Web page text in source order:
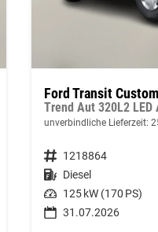
Ford Transit Custom
Trend Aut 320L2 LED
unverbindliche Lieferzeit:
Fahrzeugnummer 1218864
Kraftstoff Diesel
Leistung 125 kW (170 PS)
31.07.2026